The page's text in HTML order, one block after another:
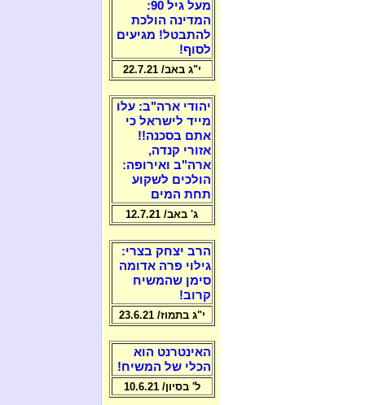
מעל גיל 90:
המדינה הולכת
להתבטל! מגיעים
לסוף!
י"ג באב/ 22.7.21
יהודי ארה"ב: עלו
מייד לישראל כי
אתם בסכנה!!
אזורי קנדה,
ארה"ב ואירופה:
הולכים לשקוע
תחת המים
ג' באב/ 12.7.21
הרב יצחק בצרי:
גילוי פרה אדומה
סימן שהמשיח
קרוב!
י"ג בתמוז/ 23.6.21
האינטרנט הוא
הכלי של המשיח!
ל' בסיון/ 10.6.21